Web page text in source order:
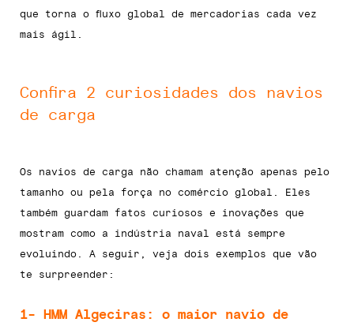
que torna o fluxo global de mercadorias cada vez
mais ágil.
Confira 2 curiosidades dos navios
de carga
Os navios de carga não chamam atenção apenas pelo
tamanho ou pela força no comércio global. Eles
também guardam fatos curiosos e inovações que
mostram como a indústria naval está sempre
evoluindo. A seguir, veja dois exemplos que vão
te surpreender:
1- HMM Algeciras: o maior navio de